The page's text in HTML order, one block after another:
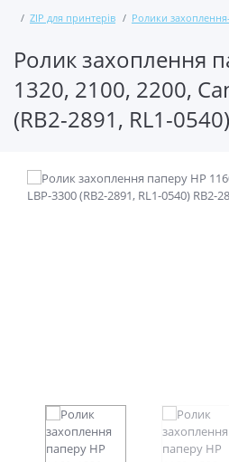
ZIP для принтерів Ролики
Ролик захоплення
1320, 2100, 2200,
(RB2-2891, RL1-